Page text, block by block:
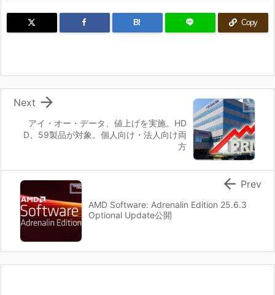
B! Copy
アイ・オー・データ、値上げを実施。HD
D、59製品が対象。個人向け・法人向け両
方

Next
AMD Software: Adrenalin Edition 25.6.3
Optional Update公開
 Prev